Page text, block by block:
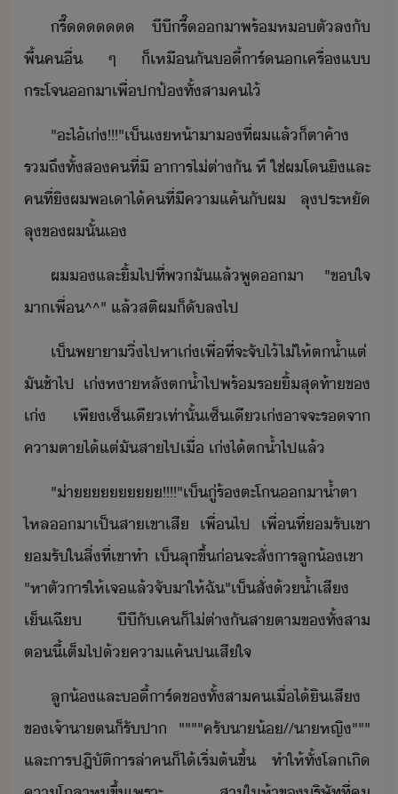
รี๊​ ​ีี​รี๊​า​พร้​ห​ตั​ล​ั​
พื้​คื่​ ​ๆ​ ​็​เหืั​ี้าร์​​เครื่แ​
ระโจ​า​เพื่​ปป้​ทั้​สา​คไ​้
"​ะ​ไ้​เ่​!​!​!​"​เ็​เห้า​า​​ที่​ผ​แล้็​ตาค้า​
รถึ​ทั้ส​คที​่​ี​ ​าาร​ไ่​ต่าั​ ​หึ​ ​ใช่​ผ​โ​ิ​และ​
คที​่​ิ​ผ​พ​เา​ไ้​คที​่​ี​คาแค้​ั​ผ​ ​ลุ​ประหั​
ลุ​ข​ผ​ั้​เ
ผ​​และ​ิ้​ไป​ที่​พ​ั​แล้​พู​า​ ​"​ขใจ​
า​เพื่​^^​"​ ​แล้​สติ​ผ​็​ั​ล​ไป
เ็​พาา​ิ่​ไปหา​เ่​เพื่ที่จะ​จั​ไ้​ไ่​ให้​ต้ำ​แต่​
ั​ช้า​ไป​ ​เ่​หาหลั​ต้ำ​ไป​พร้​ริ้​สุท้า​ข​
เ่​ ​เพี​เซ็​เี​เท่าั้​เซ็​เี​เ่​าจจะ​ร​จา​
คาตา​ไ้​แต่​ั​สา​ไป​เื่​ ​เ่​ไ้​ต้ำ​ไป​แล้
"​่า​!​!​!​!​"​เ็​ู่​ร้​ตะโ​า​้ำตา
ไหล​า​เป็​สา​เขา​เสี​ ​เพื่​ไป​ ​เพื่​ที่รั​เขา​
รั​ใ​สิ่​ที่​เขา​ทำ​ ​เ็​ลุขึ้​่​จะ​สั่าร​ลู้​เขา​ ​
"​หา​ตัาร​ให้​เจ​แล้​จั​า​ให้​ฉั​"​เ็​สั่​้​้ำเสี​
เ็เฉี​ ​ีี​ั​เค​็​ไ่​ต่าั​สาตา​ข​ทั้​สา​
ตี้​เต็ไป้​คาแค้​ป​เสีใจ
ลู้​และ​ี้าร์​ข​ทั้​สา​ค​เื่​ไ้ิ​เสี​
ข​เจ้าา​ต​็​รัปา​ ​"​"​"​"​ครั​า​้​//​า​หญิ​"​"​"​
และ​าร​ปฎิัติ​าร​ล่า​ค​็ไ้​เริ่ต้​ขึ้​ ​ทำให้​ทั้โล​เิ​